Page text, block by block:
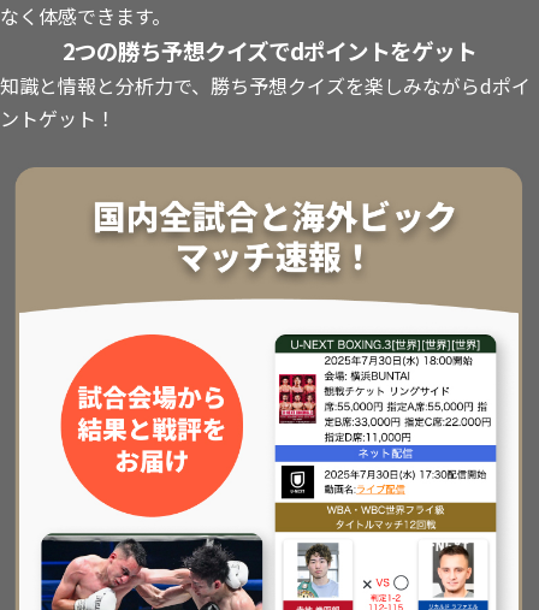
なく体感できます。
2つの勝ち予想クイズでdポイントをゲット
知識と情報と分析力で、勝ち予想クイズを楽しみながらdポイ
ントゲット！